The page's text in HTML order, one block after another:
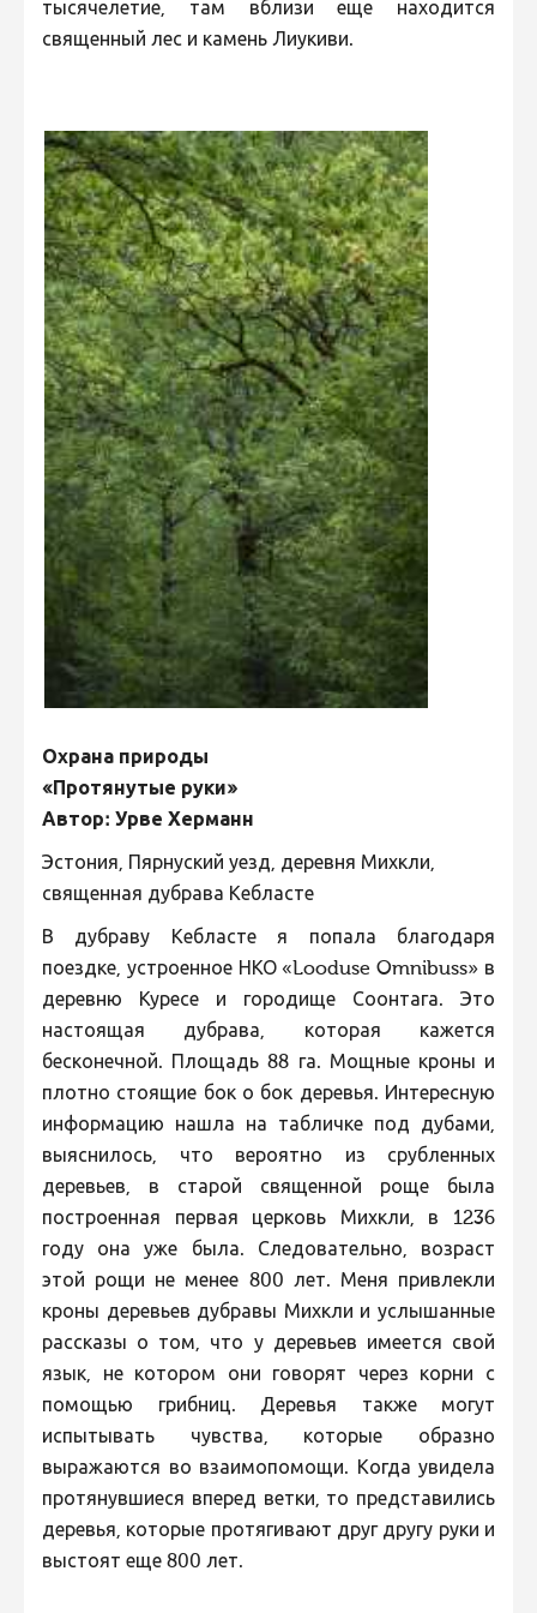
тысячелетие, там вблизи еще находится
священный лес и камень Лиукиви.
Охрана природы
«Протянутые руки»
Автор: Урве Херманн
Эстония, Пярнуский уезд, деревня Михкли,
священная дубрава Кебласте
В дубраву Кебласте я попала благодаря
поездке, устроенное НКО «Looduse Omnibuss» в
деревню Куресе и городище Соонтага. Это
настоящая дубрава, которая кажется
бесконечной. Площадь 88 га. Мощные кроны и
плотно стоящие бок о бок деревья. Интересную
информацию нашла на табличке под дубами,
выяснилось, что вероятно из срубленных
деревьев, в старой священной роще была
построенная первая церковь Михкли, в 1236
году она уже была. Следовательно, возраст
этой рощи не менее 800 лет. Меня привлекли
кроны деревьев дубравы Михкли и услышанные
рассказы о том, что у деревьев имеется свой
язык, не котором они говорят через корни с
помощью грибниц. Деревья также могут
испытывать чувства, которые образно
выражаются во взаимопомощи. Когда увидела
протянувшиеся вперед ветки, то представились
деревья, которые протягивают друг другу руки и
выстоят еще 800 лет.